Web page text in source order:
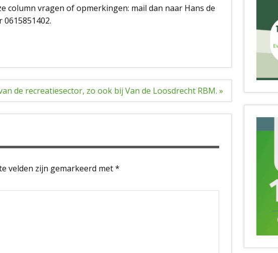
column vragen of opmerkingen: mail dan naar Hans de
de recreatiesector, zo ook bij Van de Loosdrecht RBM. »
velden zijn gemarkeerd met*